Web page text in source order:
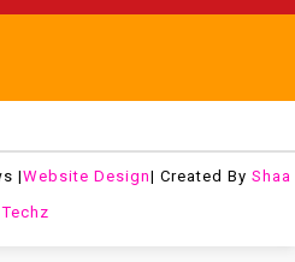
|Website Design| Created By Shaa
Techz